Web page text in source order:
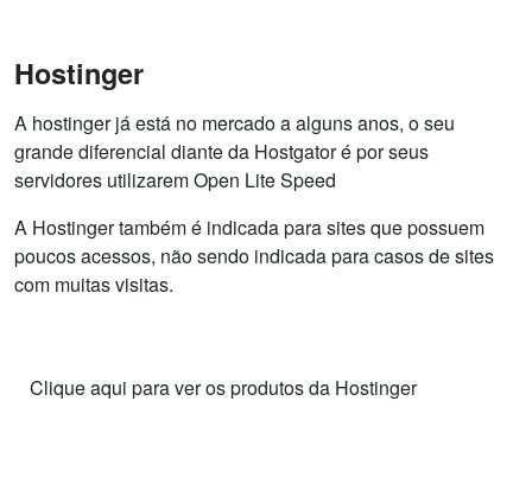
Hostinger
A hostinger já está no mercado a alguns anos, o seu
grande diferencial diante da Hostgator é por seus
servidores utilizarem Open Lite Speed
A Hostinger também é indicada para sites que possuem
poucos acessos, não sendo indicada para casos de sites
com muitas visitas.
Clique aqui para ver os produtos da Hostinger